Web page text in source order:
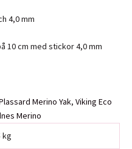
4,0 mm
cm med stickor 4,0 mm
Merino Yak, Viking Eco
Merino
kg